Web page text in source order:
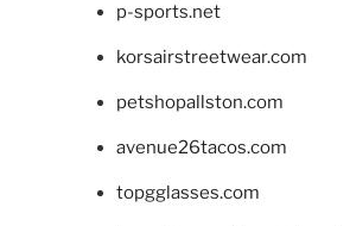
p-sports.net
korsairstreetwear.com
petshopallston.com
avenue26tacos.com
topgglasses.com